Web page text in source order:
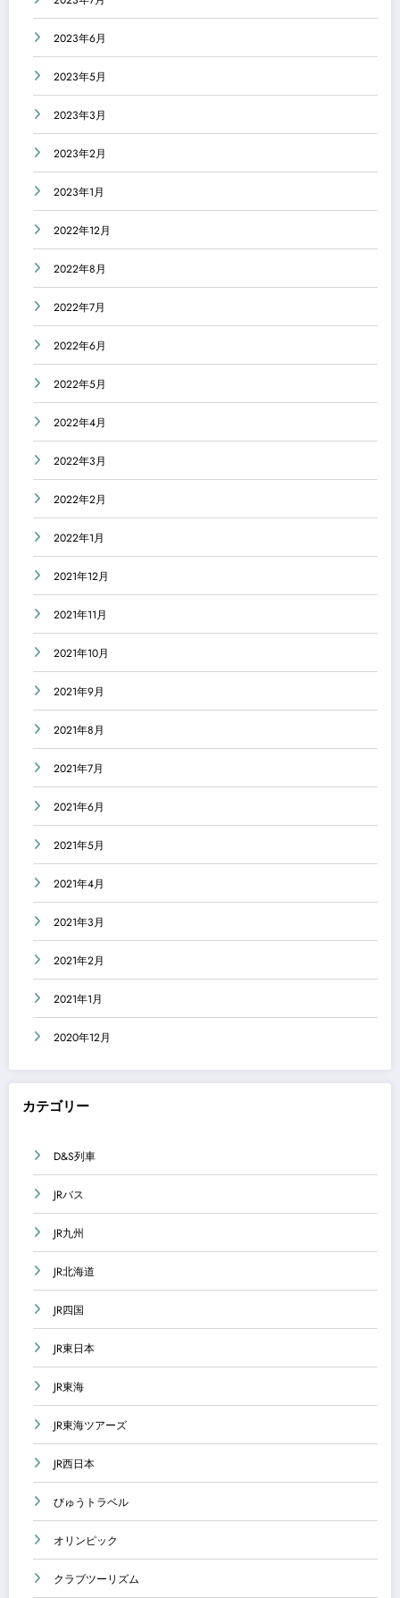
2023年6月
2023年5月
2023年3月
2023年2月
2023年1月
2022年12月
2022年8月
2022年7月
2022年6月
2022年5月
2022年4月
2022年3月
2022年2月
2022年1月
2021年12月
2021年11月
2021年10月
2021年9月
2021年8月
2021年7月
2021年6月
2021年5月
2021年4月
2021年3月
2021年2月
2021年1月
2020年12月
カテゴリー
D&S列車
JRバス
JR九州
JR北海道
JR四国
JR東日本
JR東海
JR東海ツアーズ
JR西日本
びゅうトラベル
オリンピック
クラブツーリズム